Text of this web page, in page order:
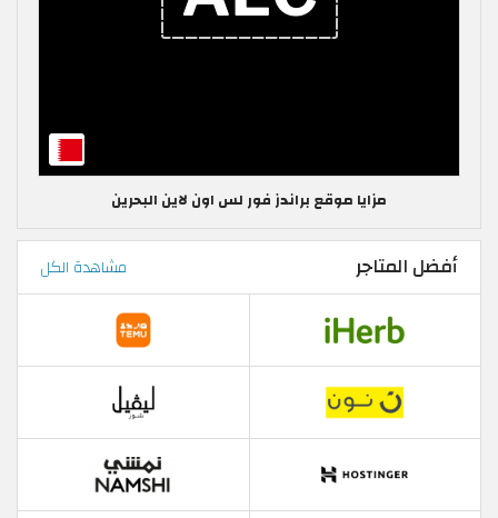
مزايا موقع براندز فور لس اون لاين البحرين
أفضل المتاجر مشاهدة الكل